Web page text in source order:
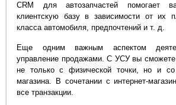
CRM для автозапчастей помогает
клиентскую базу в зависимости от их
класса автомобиля, предпочтений и т. д.
Еще одним важным аспектом
управление продажами. С УСУ вы сможете
не только с физической точки, но и со
магазина. В сочетании с интернет-
все транзакции.